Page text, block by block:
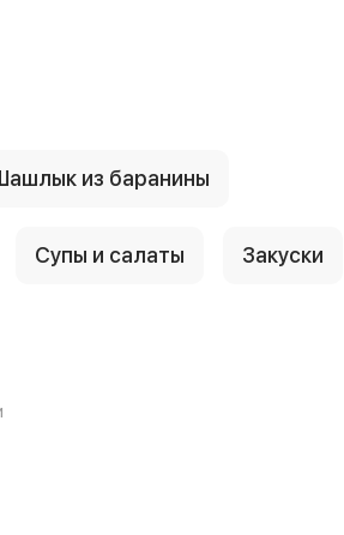
из баранины
Супы и салаты Закуски